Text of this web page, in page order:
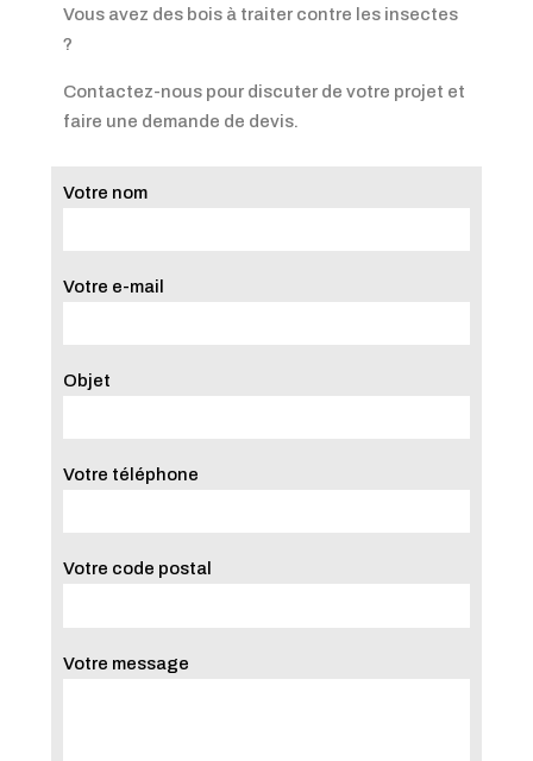
Vous avez des bois à traiter contre les insectes
?
Contactez-nous pour discuter de votre projet et
faire une demande de devis.
Votre nom
Votre e-mail
Objet
Votre téléphone
Votre code postal
Votre message